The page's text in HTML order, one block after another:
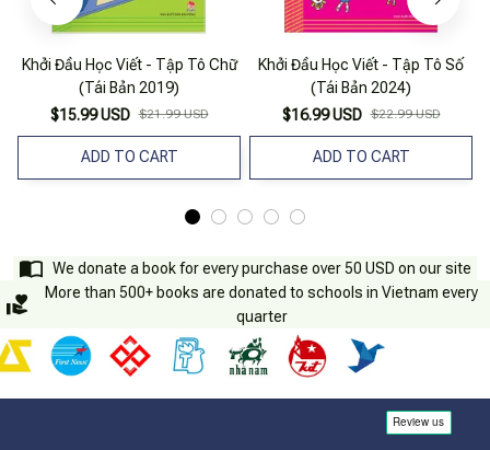
Khởi Đầu Học Viết - Tập Tô Chữ
(Tái Bản 2019)
$15.99 USD $21.99 USD
ADD TO CART
Khởi Đầu Học Viết - Tập Tô Số
(Tái Bản 2024)
$16.99 USD $22.99 USD
ADD TO CART
We donate a book for every purchase over 50 USD on our site
More than 500+ books are donated to schools in Vietnam every
quarter